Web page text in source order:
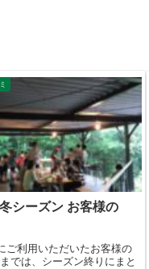
シーズン お客様の
ご利用いただいたお客様の
では、シーズン終りにまと